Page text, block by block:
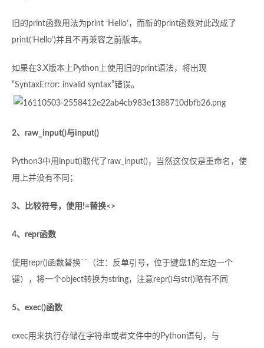
旧的print函数用法为print ‘Hello’，而新的print函数对此改成了
print(‘Hello’)并且不再兼容之前版本。
如果在3.X版本上Python上使用旧的print语法，将出现
“SyntaxError: invalid syntax”错误。
2、raw_input()与input()
Python3中用input()取代了raw_input()，当然这仅仅是重命名，使
用上并没有不同；
3、比较符号，使用!=替换<>
4、repr函数
使用repr()函数替换``（注：反单引号，位于键盘1的左边一个
键），将一个object转换为string，注意repr()与str()略有不同
5、exec()函数
exec用来执行存储在字符串或者文件中的Python语句，与